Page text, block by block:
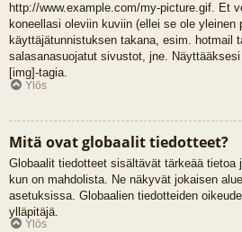
http://www.example.com/my-picture.gif. Et
koneellasi oleviin kuviin (ellei se ole
käyttäjätunnistuksen takana, esim. hotmail
salasanasuojatut sivustot, jne.
[img]-tagia.
Ylös
Mitä ovat globaalit tiedotteet?
Globaalit tiedotteet sisältävät tärkeää tietoa
kun on mahdolista. Ne näkyvät jokaisen
asetuksissa. Globaalien tiedotteiden
ylläpitäjä.
Ylös